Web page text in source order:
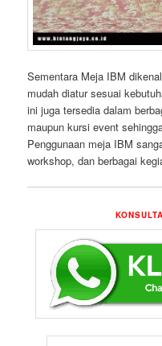
Sementara Meja IBM
mudah diatur sesuai
ini juga tersedia dalam
maupun kursi event
Penggunaan meja IBM
workshop, dan berbagai